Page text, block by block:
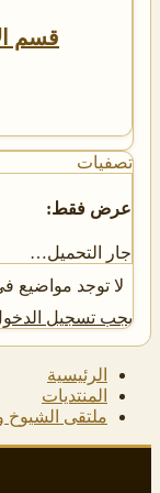
قسم
تصفيات
عرض فقط:
جار التحميل…
لا توجد مواضيع
يجب تسجيل
الرئيسية
المنتديات
ملتقى الشيوخ